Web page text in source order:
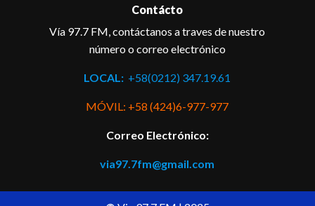
Contácto
Vía 97.7 FM, contáctanos a traves de nuestro
número o correo electrónico
LOCAL: +58(0212) 347.19.61
MÓVIL: +58 (424)6-977-977
Correo Electrónico:
via97.7fm@gmail.com